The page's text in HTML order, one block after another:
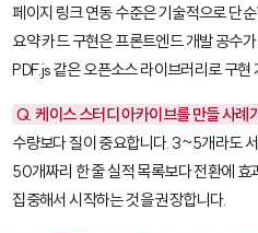
페이지 링크 연동 수준은 기술적으로 단
요약 카드 구현은 프론트엔드 개발 공수
PDF.js 같은 오픈소스 라이브러리로 구현
Q. 케이스 스터디 아카이브를 만들 사례
수량보다 질이 중요합니다. 3~5개라도
50개짜리 한 줄 실적 목록보다 전환에 효
집중해서 시작하는 것을 권장합니다.